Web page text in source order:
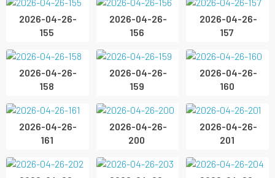
2026-04-26-
155
2026-04-26-
156
2026-04-26-
157
2026-04-26-
158
2026-04-26-
159
2026-04-26-
160
2026-04-26-
161
2026-04-26-
200
2026-04-26-
201